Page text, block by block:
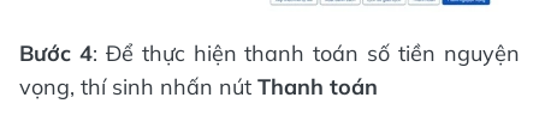
Bước 4: Để thực hiện thanh toán số tiền nguyện
vọng, thí sinh nhấn nút Thanh toán